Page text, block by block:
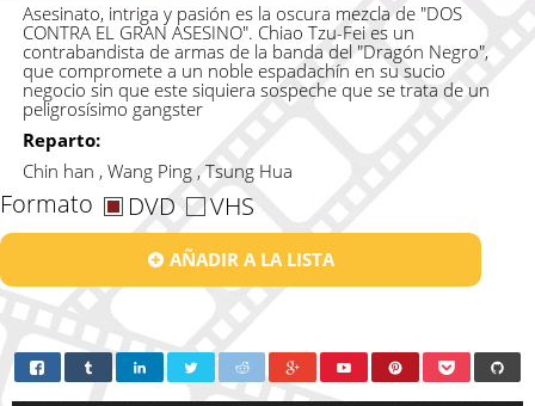
Asesinato, intriga y pasión es la oscura mezcla de "DOS
CONTRA EL GRAN ASESINO". Chiao Tzu-Fei es un
contrabandista de armas de la banda del "Dragón Negro",
que compromete a un noble espadachín en su sucio
negocio sin que este siquiera sospeche que se trata de un
peligrosísimo gangster
Reparto:
Chin han , Wang Ping , Tsung Hua
Formato DVD VHS
AÑADIR A LA LISTA